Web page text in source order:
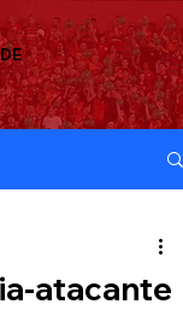
atacante